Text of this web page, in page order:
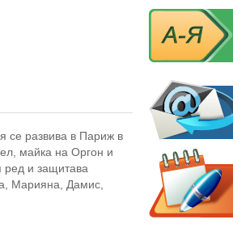
се развива в Париж в
майка на Оргон и
ред и защитава
Марияна, Дамис,